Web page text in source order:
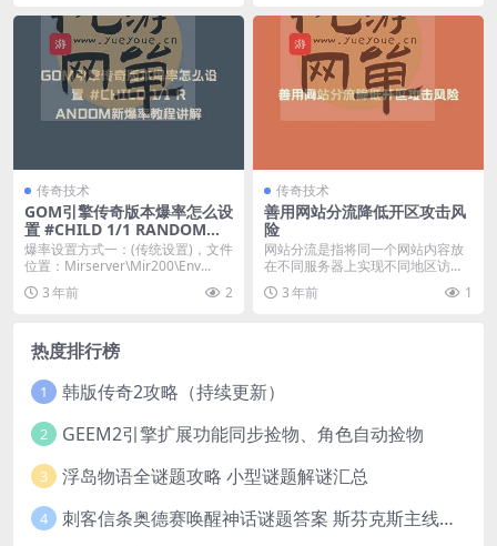
传奇技术
GOM引擎传奇版本爆率怎么设
置 #CHILD 1/1 RANDOM新
爆率教程讲解
爆率设置方式一：(传统设置)，文件
位置：Mirserver\Mir200\Env...
3 年前
2
传奇技术
善用网站分流降低开区攻击风
险
网站分流是指将同一个网站内容放
在不同服务器上实现不同地区访问
不同节点以分流流量达...
3 年前 1
热度排行榜
1 韩版传奇2攻略（持续更新）
2 GEEM2引擎扩展功能同步捡物、角色自动捡物
3 浮岛物语全谜题攻略 小型谜题解谜汇总
4 刺客信条奥德赛唤醒神话谜题答案 斯芬克斯主线攻略